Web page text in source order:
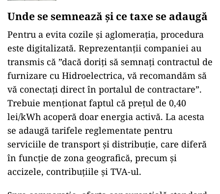
Unde se semnează și ce taxe se adaugă
Pentru a evita cozile și aglomerația, procedura
este digitalizată. Reprezentanții companiei au
transmis că ”dacă doriți să semnați contractul de
furnizare cu Hidroelectrica, vă recomandăm să
vă conectați direct în portalul de contractare”.
Trebuie menționat faptul că prețul de 0,40
lei/kWh acoperă doar energia activă. La acesta
se adaugă tarifele reglementate pentru
serviciile de transport și distribuție, care diferă
în funcție de zona geografică, precum și
accizele, contribuțiile și TVA-ul.